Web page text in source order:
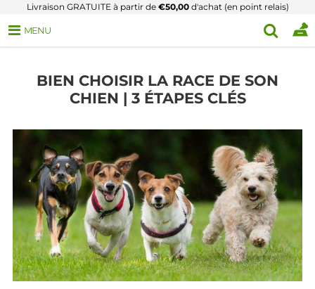
Livraison GRATUITE à partir de €50,00d'achat (en point relais)
MENU
BIEN CHOISIR LA RACE DE SON
CHIEN | 3 ÉTAPES CLÉS